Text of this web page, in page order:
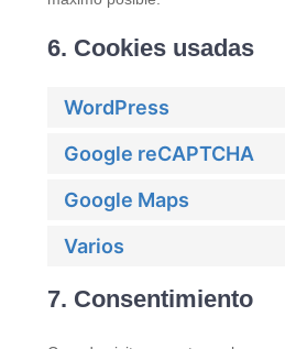
6. Cookies usadas
WordPress
Google reCAPTCHA
Google Maps
Varios
7. Consentimiento